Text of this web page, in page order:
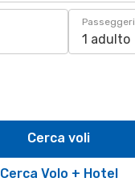
Passeggeri
1 adulto
Cerca Volo + Hotel
Cerca voli